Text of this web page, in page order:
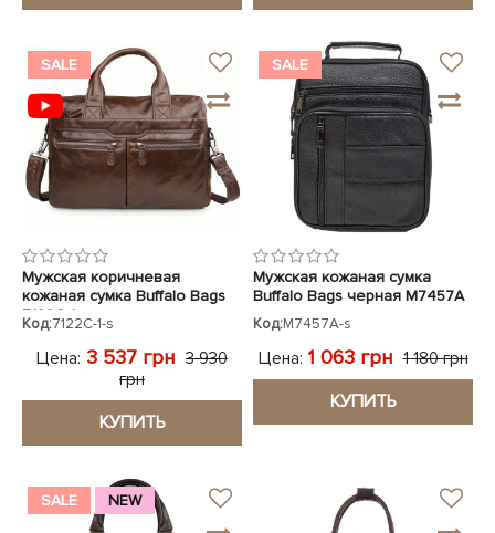
SALE
Мужская коричневая
кожаная сумка Buffalo Bags
7122C-1
Код:7122C-1-s
Цена: 3 537 грн 3 930
грн
КУПИТЬ
SALE
Мужская кожаная сумка
Buffalo Bags черная M7457A
Код:M7457A-s
Цена: 1 063 грн 1 180 грн
КУПИТЬ
SALE NEW